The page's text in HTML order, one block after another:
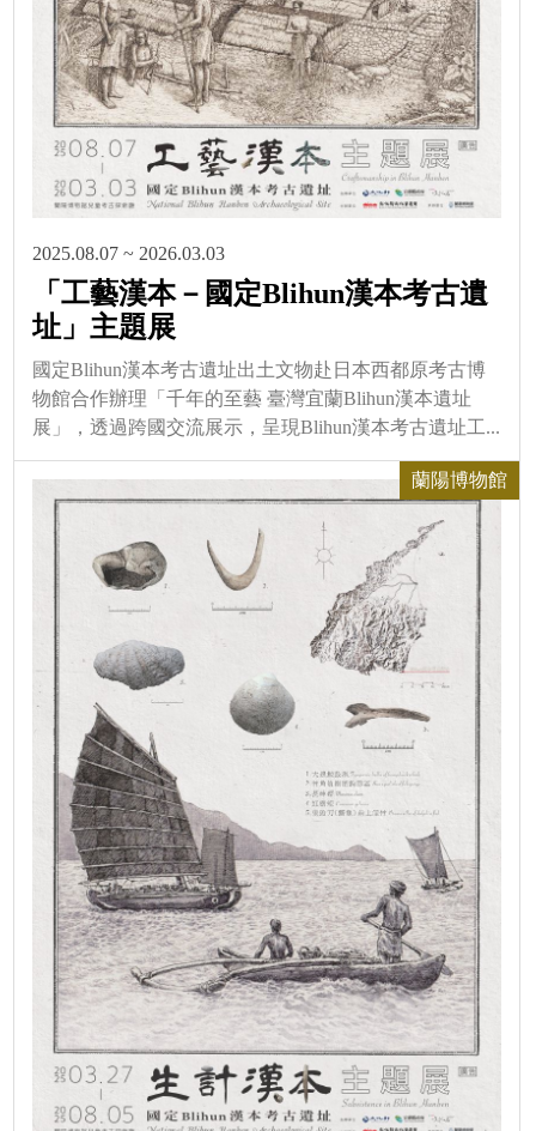
2025.08.07 ~ 2026.03.03
「工藝漢本－國定Blihun漢本考古遺
址」主題展
國定Blihun漢本考古遺址出土文物赴日本西都原考古博
物館合作辦理「千年的至藝 臺灣宜蘭Blihun漢本遺址
展」，透過跨國交流展示，呈現Blihun漢本考古遺址工...
蘭陽博物館